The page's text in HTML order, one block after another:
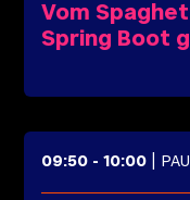
Vom
Spring Boot
09:50 -10:00 |